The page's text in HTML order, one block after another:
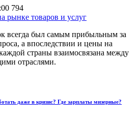
794
всегда был самым прибыльным за
а впоследствии и цены на
страны взаимосвязана между
отраслями.
даже в кризис? Где зарплаты мизерные?